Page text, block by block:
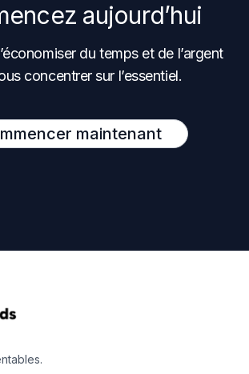
aujourd’hui
du temps et de l’argent
concentrer sur l’essentiel.
maintenant